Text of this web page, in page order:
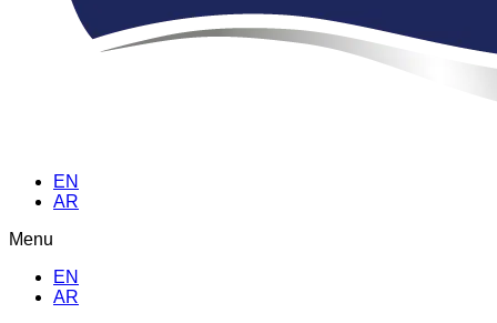
EN
AR
Menu
EN
AR